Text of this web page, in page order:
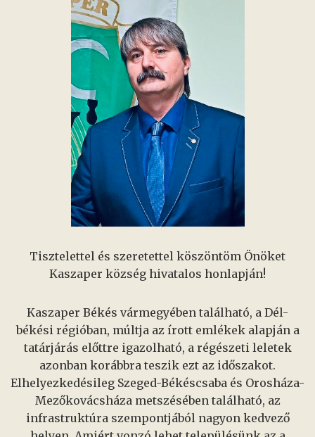
Tisztelettel és szeretettel köszöntöm Önöket
Kaszaper község hivatalos honlapján!
Kaszaper Békés vármegyében található, a Dél-
békési régióban, múltja az írott emlékek alapján a
tatárjárás előttre igazolható, a régészeti leletek
azonban korábbra teszik ezt az időszakot.
Elhelyezkedésileg Szeged-Békéscsaba és Orosháza-
Mezőkovácsháza metszésében található, az
infrastruktúra szempontjából nagyon kedvező